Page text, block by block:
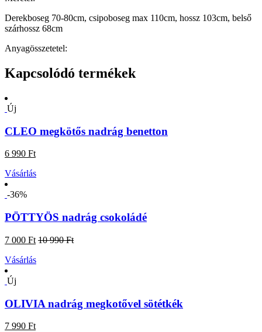
Derekboseg 70-80cm, csipoboseg max 110cm, hossz 103cm, belső
szárhossz 68cm
Anyagösszetetel:
Kapcsolódó termékek
Új
CLEO megkötős nadrág benetton
6 990 Ft
Vásárlás
-36%
PÖTTYÖS nadrág csokoládé
7 000 Ft 10 990 Ft
Vásárlás
Új
OLIVIA nadrág megkotővel sötétkék
7 990 Ft